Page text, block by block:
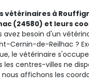
vétérinaires à
(24580) et leurs
avez besoin d'un
Cernin-de-Reilhac ?
le vétérinaire
les centres-villes ne
nous affichons les